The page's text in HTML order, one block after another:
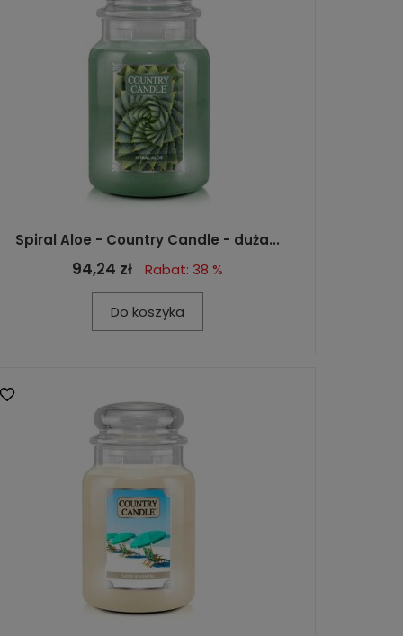
Spiral Aloe - Country Candle - duża...
94,24 zł Rabat: 38 %
Do koszyka